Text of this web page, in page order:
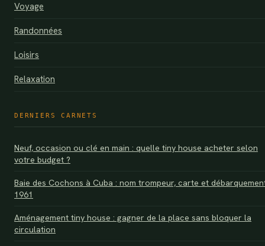
Voyage
Randonnées
Loisirs
Relaxation
DERNIERS CARNETS
Neuf, occasion ou clé en main : quelle tiny house acheter selon
votre budget ?
Baie des Cochons à Cuba : nom trompeur, carte et
1961
Aménagement tiny house : gagner de la place sans bloquer la
circulation